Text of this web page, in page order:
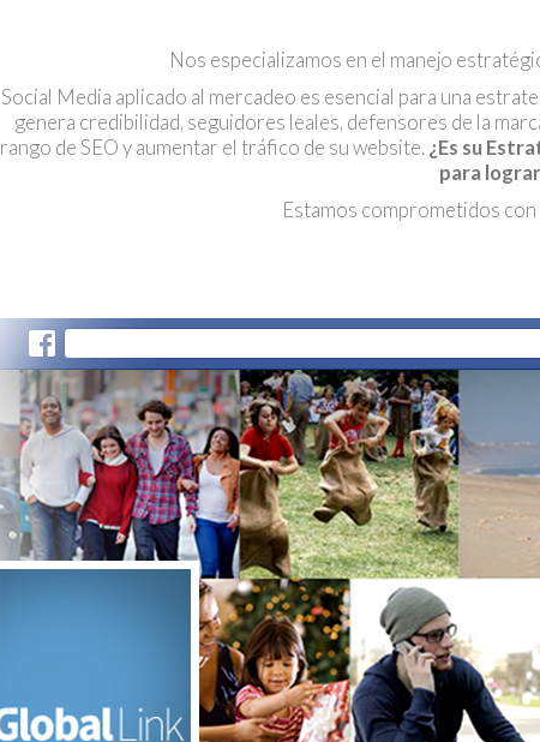
Nos especializamos en el manejo
Social Media aplicado al mercadeo es esencial para una
genera credibilidad, seguidores leales, defensores de la
rango de SEO y aumentar el tráfico de su website.¿Es su
para
Estamos comprometidos